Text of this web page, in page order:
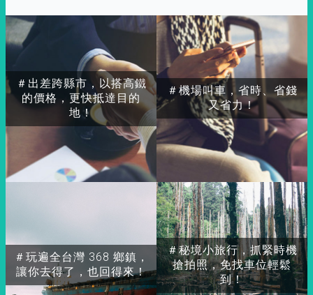
＃出差跨縣市，以搭高鐵
的價格，更快抵達目的
地！
＃玩遍全台灣 368 鄉鎮，
讓你去得了，也回得來！
＃秘境小旅行，抓緊時機
搶拍照，免找車位輕鬆
到！
＃機場叫車，省時、省錢
又省力！